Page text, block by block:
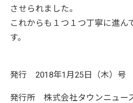
させられました。
これからも１つ１つ丁寧に進ん
す。
発行 2018年1月25日（木）号
発行所 株式会社タウンニュー